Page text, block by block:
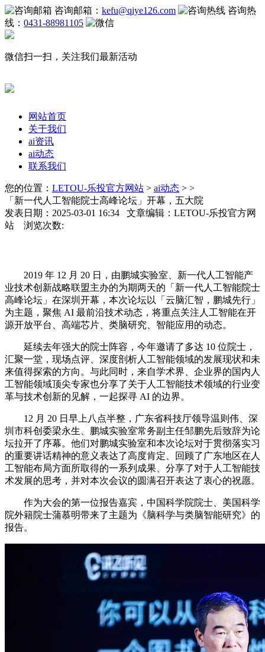
咨询邮箱： kefu@qiye126.com
咨询热
线： 0431-88981105
微信扫一扫，关注我们最新活动
网站首页
关于我们
ai资讯
ai动态
联系我们
您的位置： LETOU-乐投官方网站 > ai动态 > >
「新一代人工智能院士高峰论坛」开幕，五大院
发表日期：2025-03-01 16:34 文章编辑：LETOU-乐投官方网
站 浏览次数:
2019 年 12 月 20 日，由鹏城实验室、新一代人工智能产
业技术创新战略联盟主办的为期两天的「新一代人工智能院士
高峰论坛」在深圳开幕，本次论坛以「云脑汇智，鹏城先行」
为主题，聚焦 AI 最前沿技术动态，将重点关注人工智能在开
源开放平台、高端芯片、类脑研究、智能应用的动态。
延续去年强大的院士阵容，今年邀请了多达 10 位院士，
汇聚一堂，现场点评、深度剖析人工智能领域的发展现状和未
来值得探索的方向。与此同时，来自学术界、企业界的国内人
工智能领域顶尖专家也分享了关于人工智能技术领域的行业变
革与技术创新的见解，一起探寻 AI 的边界。
12 月 20 日早上八点半整，广东省科技厅领导温则伟、深
圳市科创委梁永生、鹏城实验室常务副主任邹鹏先后致辞为论
坛拉开了序幕。他们对鹏城实验室和本次论坛对于贯彻落实习
的重要讲话精神的意义表达了高度肯定、回顾了广东地区在人
工智能布局方面所取得的一系列成果、分享了对于人工智能技
术发展的思考，并对本次会议的圆满召开表达了衷心的祝愿。
作为大会的第一位报告嘉宾，中国科学院院士、美国科学
院外籍院士蒲慕明带来了主题为《脑科学与类脑智能研究》的
报告。